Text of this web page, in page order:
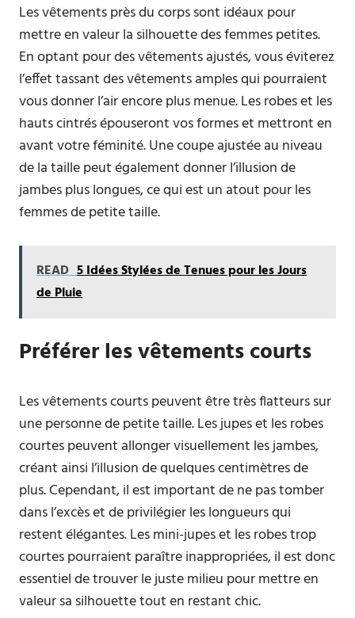
Les vêtements près du corps sont idéaux pour
mettre en valeur la silhouette des femmes petites.
En optant pour des vêtements ajustés, vous éviterez
l’effet tassant des vêtements amples qui pourraient
vous donner l’air encore plus menue. Les robes et les
hauts cintrés épouseront vos formes et mettront en
avant votre féminité. Une coupe ajustée au niveau
de la taille peut également donner l’illusion de
jambes plus longues, ce qui est un atout pour les
femmes de petite taille.
READ 5 Idées Stylées de Tenues pour les Jours
de Pluie
Préférer les vêtements courts
Les vêtements courts peuvent être très flatteurs sur
une personne de petite taille. Les jupes et les robes
courtes peuvent allonger visuellement les jambes,
créant ainsi l’illusion de quelques centimètres de
plus. Cependant, il est important de ne pas tomber
dans l’excès et de privilégier les longueurs qui
restent élégantes. Les mini-jupes et les robes trop
courtes pourraient paraître inappropriées, il est donc
essentiel de trouver le juste milieu pour mettre en
valeur sa silhouette tout en restant chic.